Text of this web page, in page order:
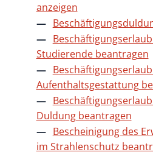
anzeigen
Studierende beantragen
Aufenthaltsgestattung
Duldung beantragen
Bescheinigung des
im Strahlenschutz